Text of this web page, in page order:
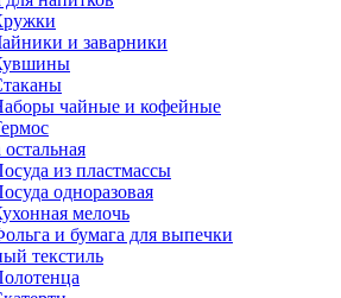
и заварники
чайные и кофейные
из пластмассы
одноразовая
мелочь
и бумага для выпечки
текстиль